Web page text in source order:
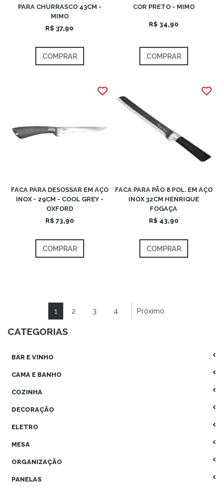
CATEGORIAS
BAR E VINHO
CAMA E BANHO
COZINHA
DECORAÇÃO
ELETRO
MESA
ORGANIZAÇÃO
PANELAS
PARA CHURRASCO 43CM -
MIMO
R$ 37,90
COMPRAR
COR PRETO - MIMO
R$ 34,90
COMPRAR
FACA PARA DESOSSAR EM AÇO
INOX - 29CM - COOL GREY -
OXFORD
R$ 73,90
COMPRAR
FACA PARA PÃO 8 POL. EM AÇO
INOX 32CM HENRIQUE
FOGAÇA
R$ 43,90
COMPRAR
1 2 3 4 Próximo